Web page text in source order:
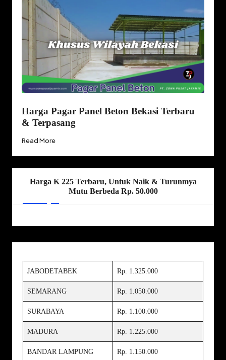
Harga Pagar Panel Beton Bekasi Terbaru
& Terpasang
Read More
Harga K 225 Terbaru, Untuk Naik & Turunmya
Mutu Berbeda Rp. 50.000
JABODETABEK Rp. 1.325.000
SEMARANG Rp. 1.050.000
SURABAYA Rp. 1.100.000
MADURA Rp. 1.225.000
BANDAR LAMPUNG Rp. 1.150.000